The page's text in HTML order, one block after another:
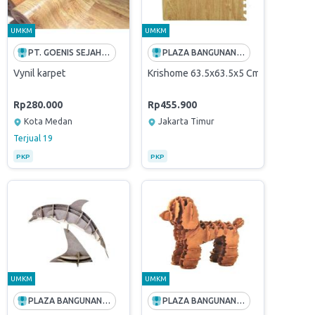
Fighter (Originally Verified Store)
TEBAL 2CM WARNA BIRU DAN ORANGE
UMKM
PT. GOENIS SEJAHTERA MANDIRI
Vynil karpet
Rp280.000
Kota Medan
Terjual 19
PKP
UMKM
PLAZA BANGUNAN (PT ANDALAN HIJAU SEMESTA)
Krishome 63.5x63.5x5 Cm 4 Pcs
Rp455.900
Jakarta Timur
PKP
UMKM
PLAZA BANGUNAN (PT ANDALAN HIJAU SEMESTA)
UMKM
PLAZA BANGUNAN (PT ANDALAN HIJAU SEMESTA)